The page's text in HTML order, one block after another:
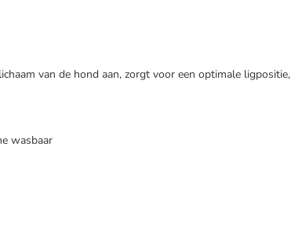
van de hond aan, zorgt voor een optimale ligpositie,
wasbaar